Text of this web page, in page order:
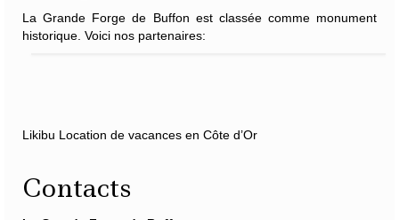
La Grande Forge de Buffon est classée comme monument
historique. Voici nos partenaires:
Likibu Location de vacances en Côte d’Or
Contacts